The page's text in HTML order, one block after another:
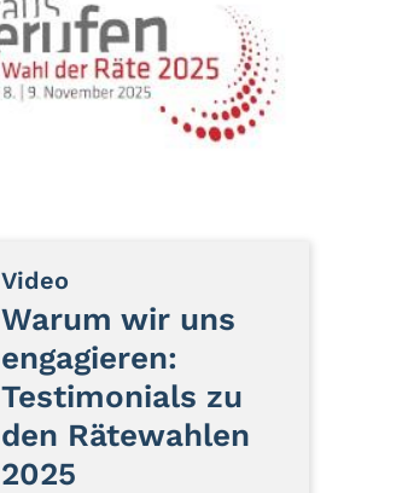
Video
Warum wir uns
engagieren:
Testimonials zu
den Rätewahlen
2025